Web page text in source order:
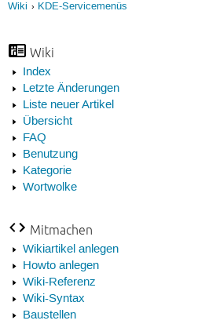
Wiki KDE-Servicemenüs
Wiki
Index
Letzte Änderungen
Liste neuer Artikel
Übersicht
FAQ
Benutzung
Kategorie
Wortwolke
Mitmachen
Wikiartikel anlegen
Howto anlegen
Wiki-Referenz
Wiki-Syntax
Baustellen